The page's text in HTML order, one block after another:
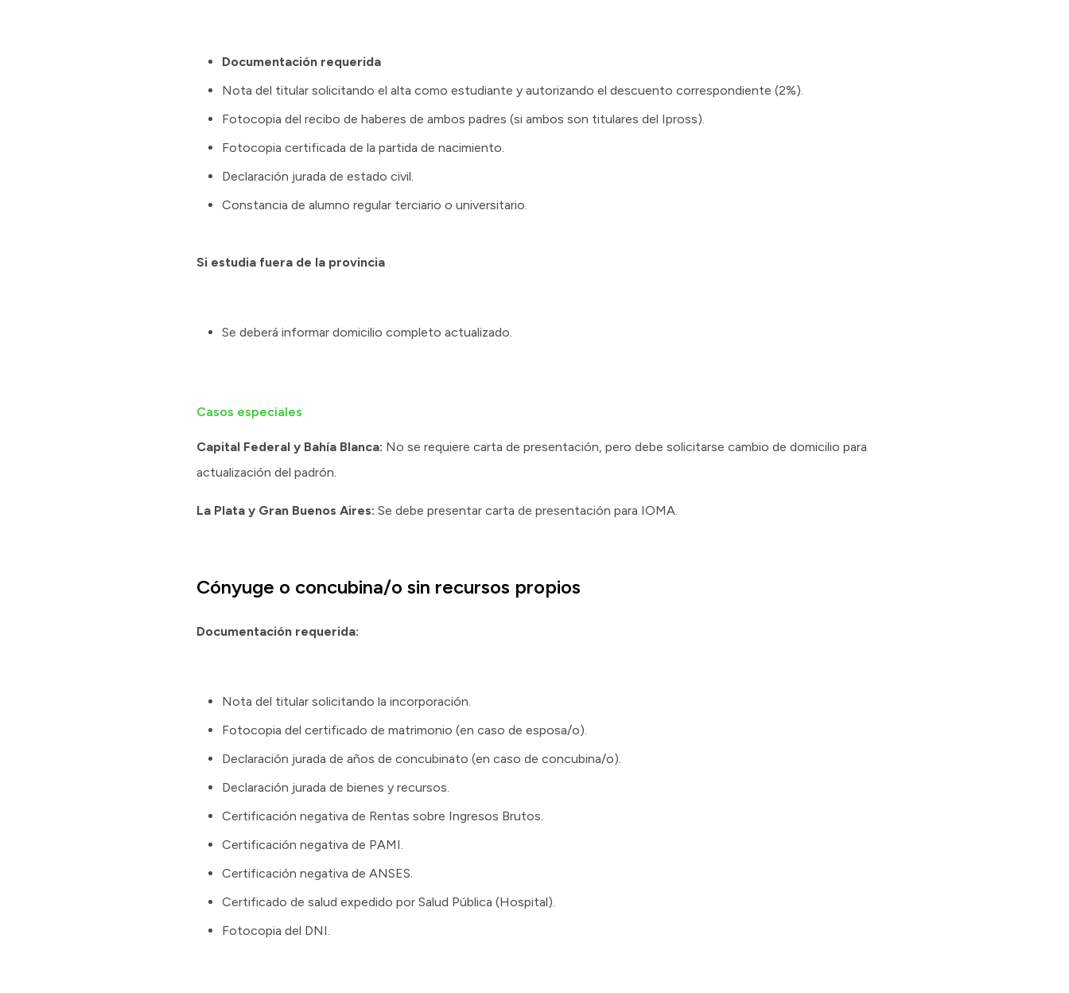
Documentación requerida
Nota del titular solicitando el alta como estudiante y autorizando el descuento correspondiente (2%).
Fotocopia del recibo de haberes de ambos padres (si ambos son titulares del Ipross).
Fotocopia certificada de la partida de nacimiento.
Declaración jurada de estado civil.
Constancia de alumno regular terciario o universitario.
Si estudia fuera de la provincia
Se deberá informar domicilio completo actualizado.
Casos especiales
Capital Federal y Bahía Blanca: No se requiere carta de presentación, pero debe solicitarse cambio de domicilio para
actualización del padrón.
La Plata y Gran Buenos Aires: Se debe presentar carta de presentación para IOMA.
Cónyuge o concubina/o sin recursos propios
Documentación requerida:
Nota del titular solicitando la incorporación.
Fotocopia del certificado de matrimonio (en caso de esposa/o).
Declaración jurada de años de concubinato (en caso de concubina/o).
Declaración jurada de bienes y recursos.
Certificación negativa de Rentas sobre Ingresos Brutos.
Certificación negativa de PAMI.
Certificación negativa de ANSES.
Certificado de salud expedido por Salud Pública (Hospital).
Fotocopia del DNI.